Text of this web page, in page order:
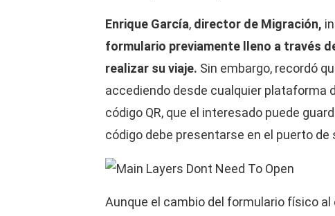
Enrique García, director de Migración,
formulario previamente lleno a través
realizar su viaje. Sin embargo, recordó
accediendo desde cualquier plataforma
código QR, que el interesado puede
código debe presentarse en el puerto
Aunque el cambio del formulario físico